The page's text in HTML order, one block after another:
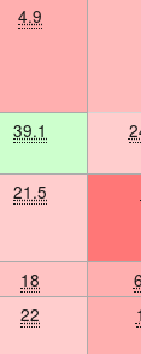
4.9
39.1
21.5
18
22